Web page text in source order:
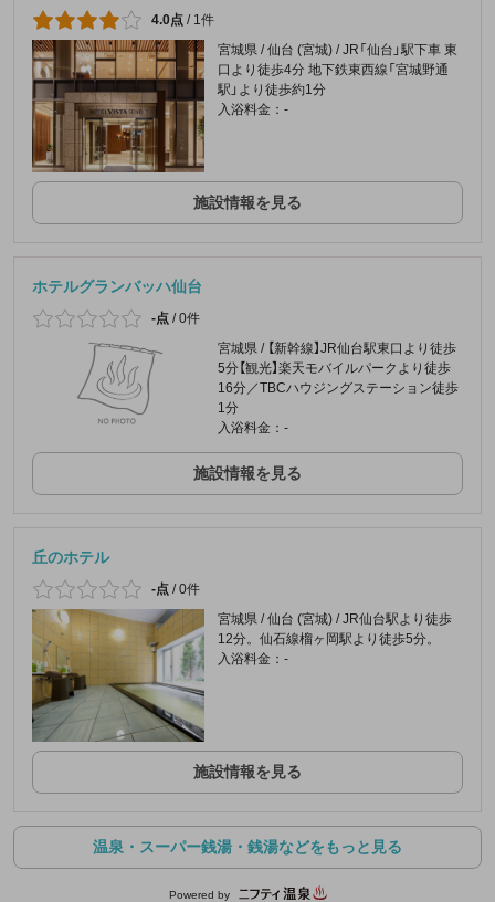
4.0点 / 1件
宮城県 / 仙台 (宮城) / JR「仙台」駅下車 東
口より徒歩4分 地下鉄東西線「宮城野通
駅」より徒歩約1分
入浴料金：-
施設情報を見る
ホテルグランバッハ仙台
-点 /0件
宮城県 / 【新幹線】JR仙台駅東口より徒歩
5分【観光】楽天モバイルパークより徒歩
16分／TBCハウジングステーション徒歩
1分
入浴料金：-
施設情報を見る
丘のホテル
-点 /0件
宮城県 / 仙台 (宮城) / JR仙台駅より徒歩
12分。仙石線榴ヶ岡駅より徒歩5分。
入浴料金：-
施設情報を見る
温泉・スーパー銭湯・銭湯などをもっと見る
Powered by